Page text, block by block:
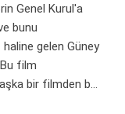
Genel Kurul'a
bunu
gelen Güney
film
bir filmden b...